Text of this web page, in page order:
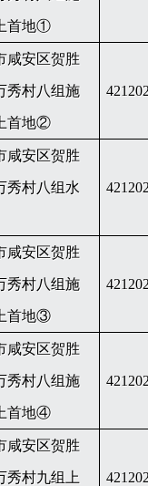
首地①
咸安区贺胜
秀村八组施
首地②
咸安区贺胜
秀村八组水
咸安区贺胜
秀村八组施
首地③
咸安区贺胜
秀村八组施
首地④
咸安区贺胜
秀村九组上